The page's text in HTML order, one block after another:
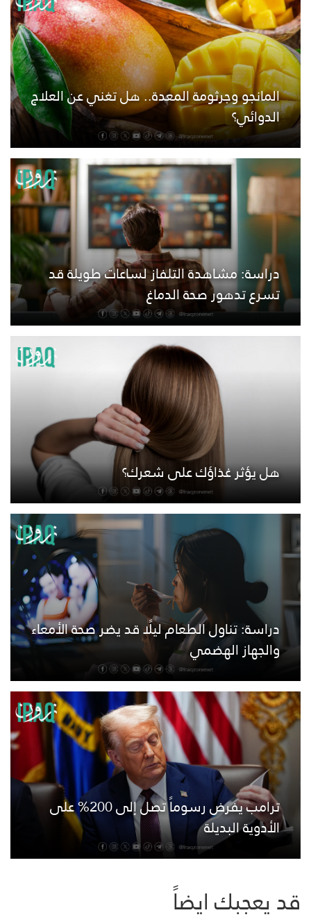
المانجو وجرثومة المعدة.. هل تغني عن العلاج
الدوائي؟
دراسة: مشاهدة التلفاز لساعات طويلة قد
تسرع تدهور صحة الدماغ
هل يؤثر غذاؤك على شعرك؟
دراسة: تناول الطعام ليلًا قد يضر صحة الأمعاء
والجهاز الهضمي
ترامب يفرض رسوماً تصل إلى 200% على
الأدوية البديلة
قد يعجبك ايضاً